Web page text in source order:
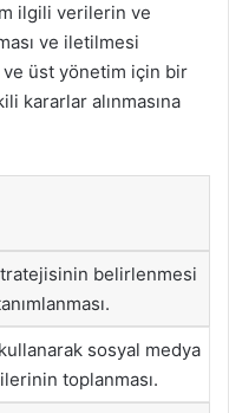
ilgili verilerin ve
ve iletilmesi
üst yönetim için bir
kararlar alınmasına
belirlenmesi
sosyal medya
toplanması.